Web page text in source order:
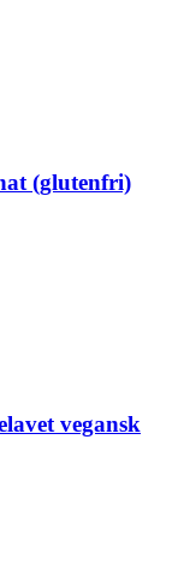
(glutenfri)
vegansk